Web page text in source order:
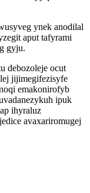
ynek anodilal
aput tafyrami
gyju.
debozoleje ocut
jijimegifezisyfe
emakonirofyb
ipuk
ihyraluz
avaxariromugej